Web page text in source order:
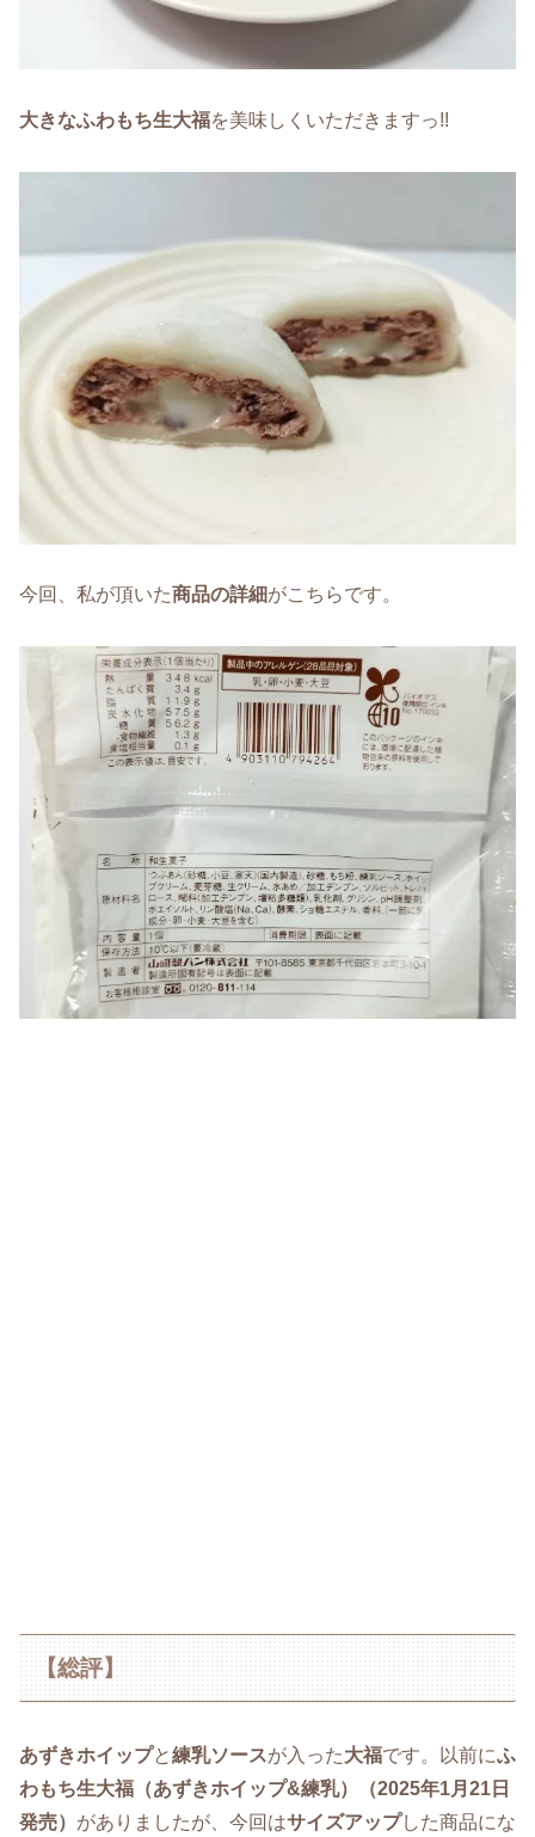
大きなふわもち生大福を美味しくいただきますっ!!
今回、私が頂いた商品の詳細がこちらです。
【総評】
あずきホイップと練乳ソースが入った大福です。以前にふ
わもち生大福（あずきホイップ&練乳）（2025年1月21日
発売） がありましたが、今回はサイズアップした商品にな